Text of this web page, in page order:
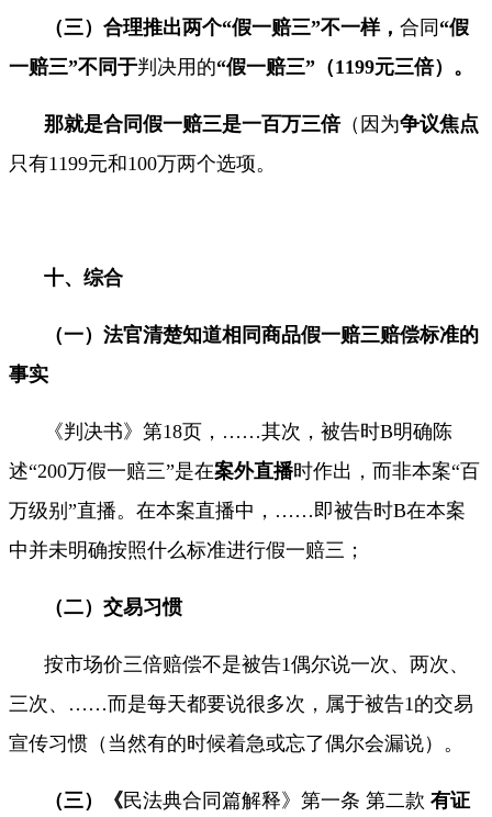
（三）合理推出两个“假一赔三”不一样， 合同 “假
一赔三”不同于判决用的“假一赔三”（1199元三倍）。
那就是合同假一赔三是一百万三倍（因为争议焦点
只有1199元和100万两个选项。
十、综合
（一） 法官清楚知道相同商品假一赔三赔偿标准的
事实
《判决书》第18页， ……其次，被告时B明确陈
述“200万假一赔三”是在案外直播时作出，而非本案“百
万级别 ”直播。在本案直播中， ……即被告时B在本案
中并未明确按照什么标准进行假一赔三；
（二） 交易习惯
按市场价三倍赔偿不是被告1偶尔说一次、两次、
三次、 ……而是每天都要说很多次，属于被告1 的交易
宣传习惯（当然有的时候着急或忘了偶尔会漏说）。
（三） 《民法典合同篇解释》第一条 第二款 有证